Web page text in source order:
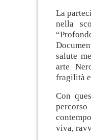
La
nella
salute
arte
fragilità
Con
viva,